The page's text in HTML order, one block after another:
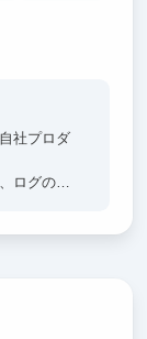
社プロダ
ログの一